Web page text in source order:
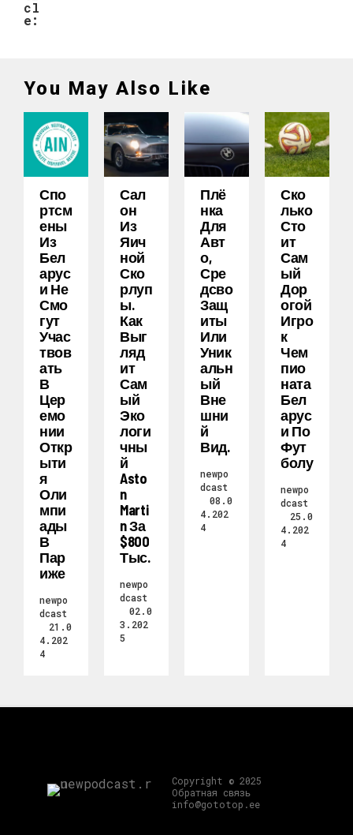
cl
e:
You May Also Like
Спо
Ртсм
Ены
Из
Бел
Арус
И Не
Смо
Гут
Учас
Твов
Ать
В
Цер
Емо
Нии
Откр
Ыти
Я
Оли
Мпи
Ады
В
Пар
Иже
newpo
dcast
21.0
4.202
4
Сал
Он
Из
Яич
Ной
Ско
Рлуп
Ы.
Как
Выг
Ляд
Ит
Сам
Ый
Эко
Логи
Чны
Й
Asto
N
Marti
N За
$800
Тыс.
newpo
dcast
02.0
3.202
5
Плё
Нка
Для
Авт
О,
Сре
Дсво
Защ
Иты
Или
Уник
Альн
Ый
Вне
Шни
Й
Вид.
newpo
dcast
08.0
4.202
4
Ско
Лько
Сто
Ит
Сам
Ый
Дор
Огой
Игро
К
Чем
Пио
Ната
Бел
Арус
И По
Фут
Болу
newpo
dcast
25.0
4.202
4
Copyright © 2025
Обратная связь
info@gototop.ee